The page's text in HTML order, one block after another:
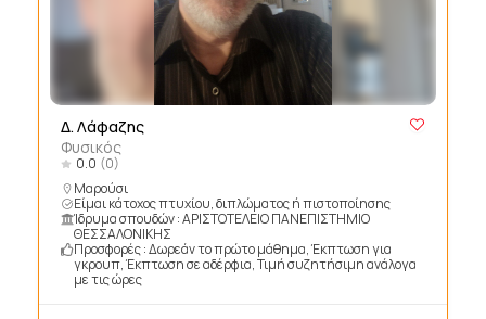
Δ. Λάφαζης
Φυσικός
0.0 (0)
Μαρούσι
Είμαι κάτοχος πτυχίου, διπλώματος ή πιστοποίησης
Ίδρυμα σπουδών : ΑΡΙΣΤΟΤΕΛΕΙΟ ΠΑΝΕΠΙΣΤΗΜΙΟ
ΘΕΣΣΑΛΟΝΙΚΗΣ
Προσφορές : Δωρεάν το πρώτο μάθημα, Έκπτωση για
γκρουπ, Έκπτωση σε αδέρφια, Τιμή συζητήσιμη ανάλογα
με τις ώρες